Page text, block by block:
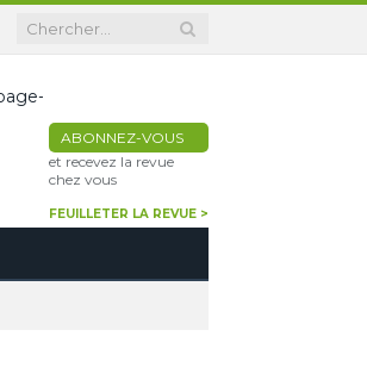
ABONNEZ-VOUS
et recevez la revue
chez vous
FEUILLETER LA REVUE >